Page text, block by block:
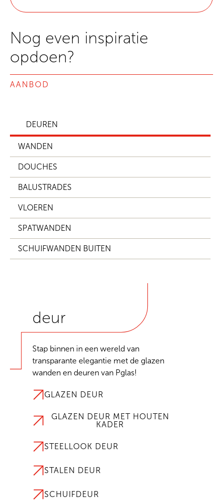
Nog even inspiratie
opdoen?
AANBOD
DEUREN
WANDEN
DOUCHES
BALUSTRADES
VLOEREN
SPATWANDEN
SCHUIFWANDEN BUITEN
deur
Stap binnen in een wereld van
transparante elegantie met de glazen
wanden en deuren van Pglas!
GLAZEN DEUR
GLAZEN DEUR MET HOUTEN
KADER
STEELLOOK DEUR
STALEN DEUR
SCHUIFDEUR